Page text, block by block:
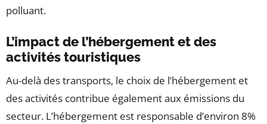
polluant.
L’impact de l’hébergement et des
activités touristiques
Au-delà des transports, le choix de l’hébergement et
des activités contribue également aux émissions du
secteur. L’hébergement est responsable d’environ 8%